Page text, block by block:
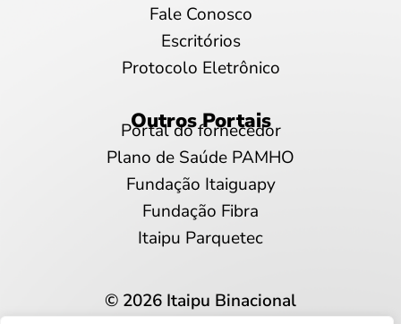
Fale Conosco
Escritórios
Protocolo Eletrônico
Outros Portais
Portal do fornecedor
Plano de Saúde PAMHO
Fundação Itaiguapy
Fundação Fibra
Itaipu Parquetec
© 2026 Itaipu Binacional